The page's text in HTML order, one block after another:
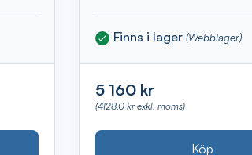
Finns i lager (Webblager)
5 160 kr
(4128.0 kr exkl. moms)
Köp